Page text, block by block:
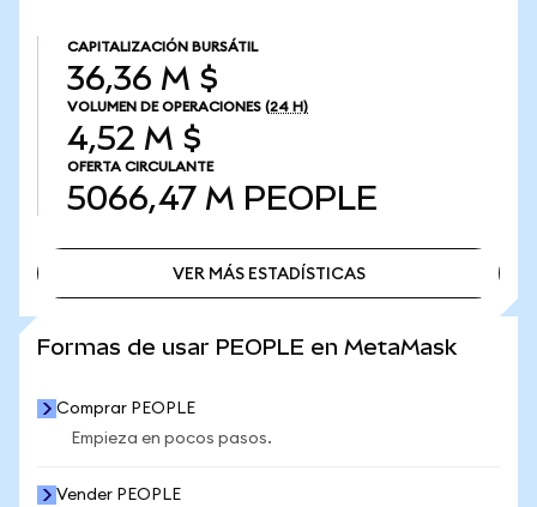
CAPITALIZACIÓN BURSÁTIL
36,36 M $
VOLUMEN DE OPERACIONES (24 H)
4,52 M $
OFERTA CIRCULANTE
5066,47 M PEOPLE
VER MÁS ESTADÍSTICAS
Formas de usar PEOPLE en MetaMask
Comprar PEOPLE
Empieza en pocos pasos.
Vender PEOPLE